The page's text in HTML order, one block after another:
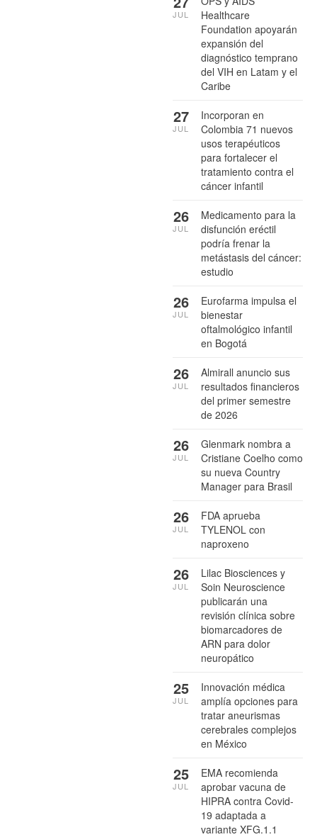
Healthcare
Foundation apoyarán
expansión del
diagnóstico temprano
del VIH en Latam y el
Caribe
JUL
Incorporan en
Colombia 71 nuevos
usos terapéuticos
para fortalecer el
tratamiento contra el
cáncer infantil
27
JUL
Medicamento para la
disfunción eréctil
podría frenar la
metástasis del cáncer:
estudio
26
JUL
Eurofarma impulsa el
bienestar
oftalmológico infantil
en Bogotá
26
JUL
Almirall anuncio sus
resultados financieros
del primer semestre
de 2026
26
JUL
Glenmark nombra a
Cristiane Coelho como
su nueva Country
Manager para Brasil
26
JUL
FDA aprueba
TYLENOL con
naproxeno
26
JUL
Lilac Biosciences y
Soin Neuroscience
publicarán una
revisión clínica sobre
biomarcadores de
ARN para dolor
neuropático
26
JUL
Innovación médica
amplía opciones para
tratar aneurismas
cerebrales complejos
en México
25
JUL
EMA recomienda
aprobar vacuna de
HIPRA contra Covid-
19 adaptada a
variante XFG.1.1
25
JUL